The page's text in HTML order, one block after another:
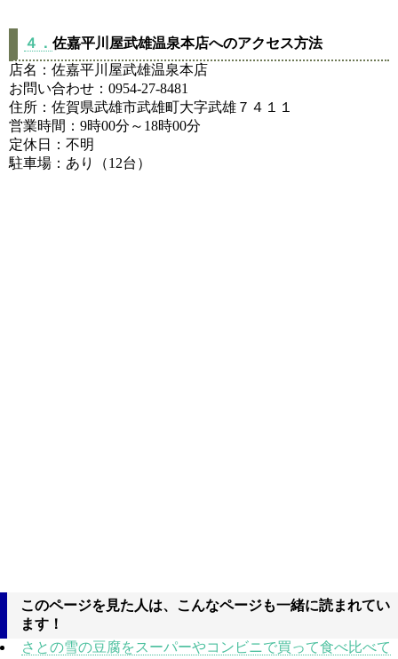
４． 佐嘉平川屋武雄温泉本店へのアクセス方法
店名：佐嘉平川屋武雄温泉本店
お問い合わせ：0954-27-8481
住所：佐賀県武雄市武雄町大字武雄７４１１
営業時間：9時00分～18時00分
定休日：不明
駐車場：あり（12台）
このページを見た人は、こんなページも一緒に読まれてい
ます！
さとの雪の豆腐をスーパーやコンビニで買って食べ比べて